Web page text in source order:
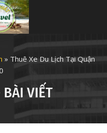
»Thuê Xe Du Lịch Tại Quận
VIẾT